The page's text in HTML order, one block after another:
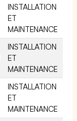
INSTALLATION
ET
MAINTENANCE
INSTALLATION
ET
MAINTENANCE
INSTALLATION
ET
MAINTENANCE